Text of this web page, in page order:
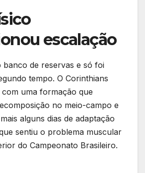
escalação
de reservas e só foi
tempo. O Corinthians
uma formação que
no meio-campo e
alguns dias de adaptação
sentiu o problema muscular
do Campeonato Brasileiro.